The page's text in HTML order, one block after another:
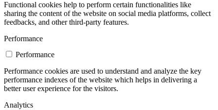
Functional cookies help to perform certain functionalities like
sharing the content of the website on social media platforms, collect
feedbacks, and other third-party features.
Performance
Performance
Performance cookies are used to understand and analyze the key
performance indexes of the website which helps in delivering a
better user experience for the visitors.
Analytics